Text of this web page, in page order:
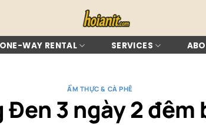
ONE-WAY RENTAL SERVICES
ẨM THỰC & CÀ PHÊ
Đen 3 ngày 2 đêm